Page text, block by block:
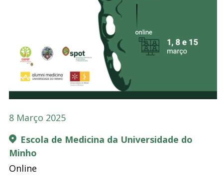
8 Março 2025
Escola de Medicina da Universidade do
Minho
Online